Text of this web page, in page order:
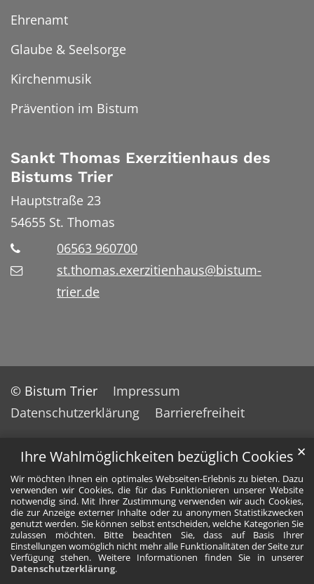
Ihre Wahlmöglichkeiten bezüglich Cookies
Wir möchten Ihnen ein optimales Webseiten-Erlebnis zu bieten. Dazu
verwenden wir Cookies, die für das Funktionieren unserer Website
notwendig sind. Mit Ihrer Zustimmung verwenden wir auch Cookies,
die zur Anzeige externer Inhalte oder zu anonymen Statistikzwecken
genutzt werden. Sie können selbst entscheiden, welche Kategorien Sie
zulassen möchten. Bitte beachten Sie, dass auf Basis Ihrer
Einstellungen womöglich nicht mehr alle Funktionalitäten der Seite zur
Verfügung stehen. Weitere Informationen finden Sie in unserer
Datenschutzerklärung.
✕
Ehrenamt
Glaube & Seelsorge
Kirchenmusik
Prävention im Bistum
Sankt Thomas Exerzitienhaus des
Bistums Trier
Hauptstraße 23
54655 St. Thomas
06563 960700
st.thomas.exerzitienhaus@bistum-
trier.de
© Bistum Trier
Impressum
Datenschutzerklärung
Barrierefreiheit